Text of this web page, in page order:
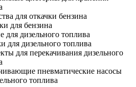
для откачки бензина
для бензина
для дизельного топлива
для дизельного топлива
для перекачивания дизельного
пневматические насосы
топлива